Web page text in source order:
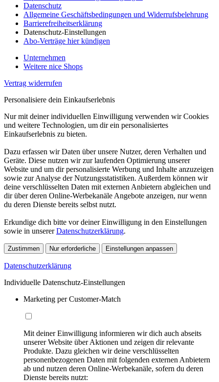
Datenschutz
Allgemeine Geschäftsbedingungen und Widerrufsbelehrung
Barrierefreiheitserklärung
Datenschutz-Einstellungen
Abo-Verträge hier kündigen
Unternehmen
Weitere nice Shops
Vertrag widerrufen
Personalisiere dein Einkaufserlebnis
Nur mit deiner individuellen Einwilligung verwenden wir Cookies
und weitere Technologien, um dir ein personalisiertes
Einkaufserlebnis zu bieten.
Dazu erfassen wir Daten über unsere Nutzer, deren Verhalten und
Geräte. Diese nutzen wir zur laufenden Optimierung unserer
Website und um dir personalisierte Werbung und Inhalte anzuzeigen
sowie zur Analyse der Nutzungsstatistiken. Außerdem können wir
deine verschlüsselten Daten mit externen Anbietern abgleichen und
dir über deren Online-Werbekanäle Angebote anzeigen, nur wenn
du deren Dienste bereits selbst nutzt.
Erkundige dich bitte vor deiner Einwilligung in den Einstellungen
sowie in unsererDatenschutzerklärung.
Zustimmen Nur erforderliche Einstellungen anpassen
Datenschutzerklärung
Individuelle Datenschutz-Einstellungen
Marketing per Customer-Match
Mit deiner Einwilligung informieren wir dich auch abseits
unserer Website über Aktionen und zeigen dir relevante
Produkte. Dazu gleichen wir deine verschlüsselten
personenbezogenen Daten mit folgenden externen Anbietern
ab und nutzen deren Online-Werbekanäle, sofern du deren
Dienste bereits nutzt: